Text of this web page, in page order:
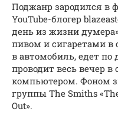
Поджанр зародился в
YouTube-блогер
день из жизни
пивом и сигаретами в
в автомобиль, едет по
проводит весь вечер в
компьютером. Фоном
группы The Smiths
Out».